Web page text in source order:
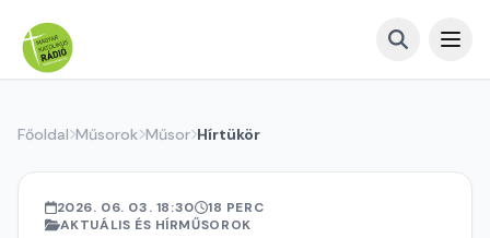
Főoldal Műsorok Műsor Hírtükör
2026. 06. 03. 18:30
18 PERC
AKTUÁLIS ÉS HÍRMŰSOROK